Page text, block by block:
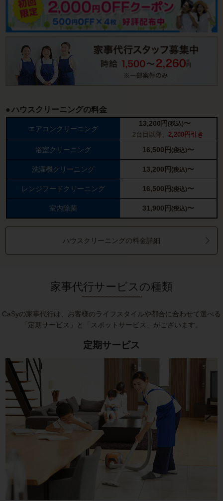
ハウスクリーニングの料金
エアコンクリーニング
13,200 円 (税込)〜
2台目以降、 2,200円引き
浴室クリーニング 16,500 円 (税込)〜
洗濯機クリーニング 13,200 円 (税込)〜
レンジフードクリーニング 16,500 円 (税込)〜
室内除菌 31,900 円 (税込)〜
ハウスクリーニングの料金詳細
家事代行サービスの種類
CaSyの家事代行は、お客様のライフスタイルや都合に合わせて選べる
「定期サービス」と「スポットサービス」がございます。
定期サービス